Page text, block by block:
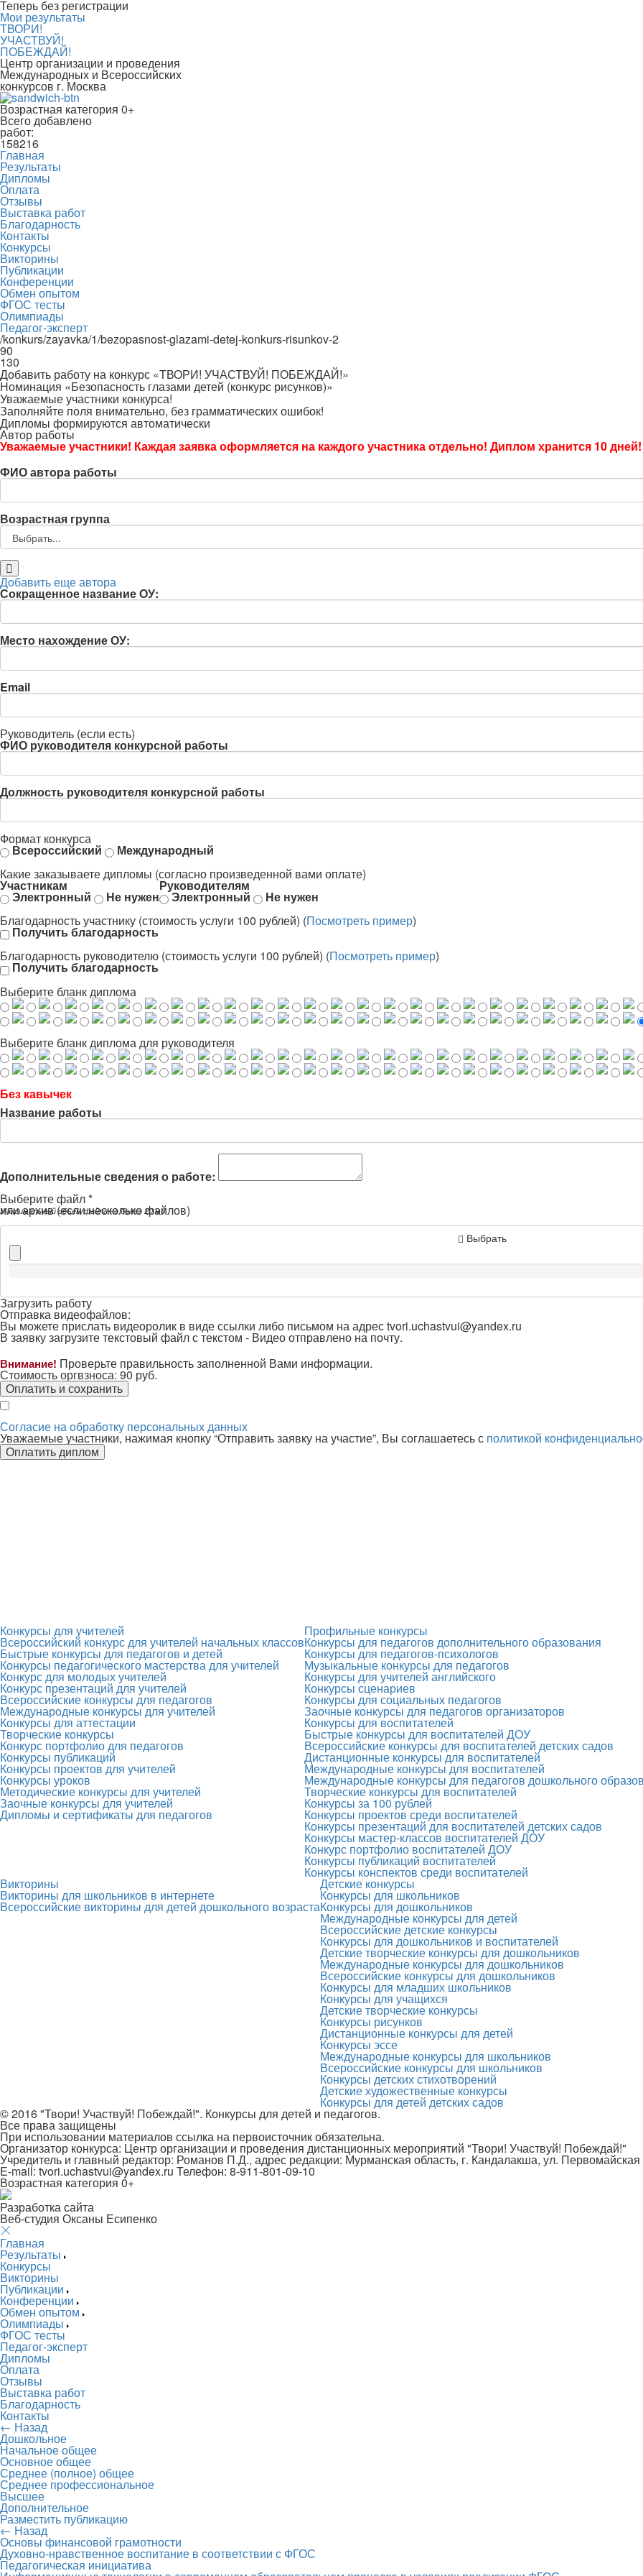
Теперь без регистрации
Мои результаты
ТВОРИ!
УЧАСТВУЙ!
ПОБЕЖДАЙ!
Центр организации и проведения
Международных и Всероссийских
конкурсов г. Москва
Возрастная категория 0+
Всего добавлено
работ:
158216
Главная
Результаты
Дипломы
Оплата
Отзывы
Выставка работ
Благодарность
Контакты
Конкурсы
Викторины
Публикации
Конференции
Обмен опытом
ФГОС тесты
Олимпиады
Педагог-эксперт
/konkurs/zayavka/1/bezopasnost-glazami-detej-konkurs-risunkov-2
90
130
Добавить работу на конкурс «ТВОРИ! УЧАСТВУЙ! ПОБЕЖДАЙ!»
Номинация «Безопасность глазами детей (конкурс рисунков)»
Уважаемые участники конкурса!
Заполняйте поля внимательно, без грамматических ошибок!
Дипломы формируются автоматически
Автор работы
Уважаемые участники! Каждая заявка оформляется на каждого участника отдельно! Диплом хранится 10 дней!
ФИО автора работы
Возрастная группа
Добавить еще автора
Сокращенное название ОУ:
Место нахождение ОУ:
Email
Руководитель (если есть)
ФИО руководителя конкурсной работы
Должность руководителя конкурсной работы
Формат конкурса
Всероссийский
Международный
Какие заказываете дипломы (согласно произведенной вами оплате)
Участникам Руководителям
Электронный Не нужен Электронный
Не нужен
Благодарность участнику (стоимость услуги 100 рублей) (Посмотреть пример)
Получить благодарность
Благодарность руководителю (стоимость услуги 100 рублей) (Посмотреть пример)
Получить благодарность
Выберите бланк диплома
Выберите бланк диплома для руководителя
Без кавычек
Название работы
Дополнительные сведения о работе:
Выберите файл *
или архив (если несколько файлов)
Максимальный объем файла не более 20 мб
Выбрать
Загрузить работу
Отправка видеофайлов:
Вы можете прислать видеоролик в виде ссылки либо письмом на адресtvori.uchastvui@yandex.ru
В заявку загрузите текстовый файл с текстом - Видео отправлено на почту.
Внимание! Проверьте правильность заполненной Вами информации.
Стоимость оргвзноса: 90 руб.
Оплатить и сохранить
Согласие на обработку персональных данных
Уважаемые участники, нажимая кнопку “Отправить заявку на участие”, Вы соглашаетесь с политикой
Конкурсы для учителей
Всероссийский конкурс для учителей начальных классов
Быстрые конкурсы для педагогов и детей
Конкурсы педагогического мастерства для учителей
Конкурс для молодых учителей
Конкурс презентаций для учителей
Всероссийские конкурсы для педагогов
Международные конкурсы для учителей
Конкурсы для аттестации
Творческие конкурсы
Конкурс портфолио для педагогов
Конкурсы публикаций
Конкурсы проектов для учителей
Конкурсы уроков
Методические конкурсы для учителей
Заочные конкурсы для учителей
Дипломы и сертификаты для педагогов
Профильные конкурсы
Конкурсы для педагогов дополнительного образования
Конкурсы для педагогов-психологов
Музыкальные конкурсы для педагогов
Конкурсы для учителей английского
Конкурсы сценариев
Конкурсы для социальных педагогов
Заочные конкурсы для педагогов организаторов
Конкурсы для воспитателей
Быстрые конкурсы для воспитателей ДОУ
Всероссийские конкурсы для воспитателей детских садов
Дистанционные конкурсы для воспитателей
Международные конкурсы для воспитателей
Международные конкурсы для педагогов дошкольного
Творческие конкурсы для воспитателей
Конкурсы за 100 рублей
Конкурсы проектов среди воспитателей
Конкурсы презентаций для воспитателей детских садов
Конкурсы мастер-классов воспитателей ДОУ
Конкурс портфолио воспитателей ДОУ
Конкурсы публикаций воспитателей
Конкурсы конспектов среди воспитателей
Викторины
Викторины для школьников в интернете
Всероссийские викторины для детей дошкольного возраста
Детские конкурсы
Конкурсы для школьников
Конкурсы для дошкольников
Международные конкурсы для детей
Всероссийские детские конкурсы
Конкурсы для дошкольников и воспитателей
Детские творческие конкурсы для дошкольников
Международные конкурсы для дошкольников
Всероссийские конкурсы для дошкольников
Конкурсы для младших школьников
Конкурсы для учащихся
Детские творческие конкурсы
Конкурсы рисунков
Дистанционные конкурсы для детей
Конкурсы эссе
Международные конкурсы для школьников
Всероссийские конкурсы для школьников
Конкурсы детских стихотворений
Детские художественные конкурсы
Конкурсы для детей детских садов
© 2016 "Твори! Участвуй! Побеждай!". Конкурсы для детей и педагогов.
Все права защищены
При использовании материалов ссылка на первоисточник обязательна.
Организатор конкурса: Центр организации и проведения дистанционных мероприятий "Твори! Участвуй! Побеждай!"
Учредитель и главный редактор: Романов П.Д., адрес редакции: Мурманская область, г. Кандалакша, ул.
E-mail: tvori.uchastvui@yandex.ru Телефон: 8-911-801-09-10
Возрастная категория 0+
Разработка сайта
Веб-студия Оксаны Есипенко
Главная
Результаты
Конкурсы
Викторины
Публикации
Конференции
Обмен опытом
Олимпиады
ФГОС тесты
Педагог-эксперт
Дипломы
Оплата
Отзывы
Выставка работ
Благодарность
Контакты
← Назад
Дошкольное
Начальное общее
Основное общее
Среднее (полное) общее
Среднее профессиональное
Высшее
Дополнительное
Разместить публикацию
← Назад
Основы финансовой грамотности
Духовно-нравственное воспитание в соответствии с ФГОС
Педагогическая инициатива